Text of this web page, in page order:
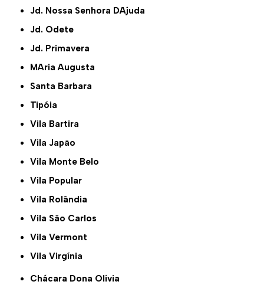
Jd. Nossa Senhora DAjuda
Jd. Odete
Jd. Primavera
MAria Augusta
Santa Barbara
Tipóia
Vila Bartira
Vila Japão
Vila Monte Belo
Vila Popular
Vila Rolândia
Vila São Carlos
Vila Vermont
Vila Virgínia
Chácara Dona Olívia